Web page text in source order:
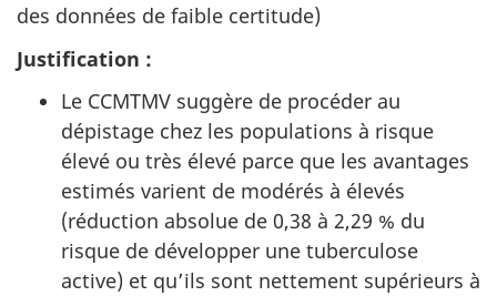
des données de faible certitude)
Justification :
Le CCMTMV suggère de procéder au
dépistage chez les populations à risque
élevé ou très élevé parce que les avantages
estimés varient de modérés à élevés
(réduction absolue de 0,38 à 2,29 % du
risque de développer une tuberculose
active) et qu’ils sont nettement supérieurs à